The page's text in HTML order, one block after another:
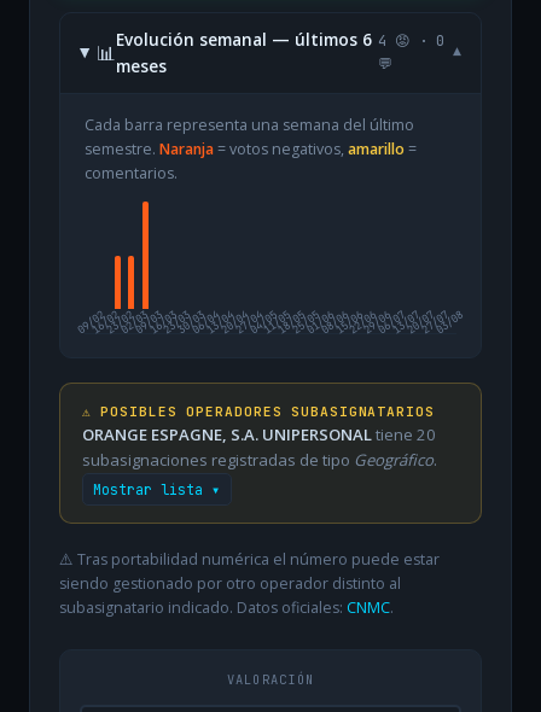
📊
Evolución semanal — últimos 6
meses
4 😡 · 0
💬
▾
Cada barra representa una semana del último
semestre. Naranja= votos negativos, amarillo =
comentarios.
09/02
16/0223/0202/0309/0316/0323/0330/0306/0413/0420/0427/0404/0511/0518/0525/0501/0608/0615/0622/0629/0606/0713/0720/0727/07
03/08
⚠️ POSIBLES OPERADORES SUBASIGNATARIOS
ORANGE ESPAGNE, S.A. UNIPERSONALtiene 20
subasignaciones registradas de tipo Geográfico.
Mostrar lista ▾
⚠️ Tras portabilidad numérica el número puede estar
siendo gestionado por otro operador distinto al
subasignatario indicado. Datos oficiales: CNMC.
VALORACIÓN